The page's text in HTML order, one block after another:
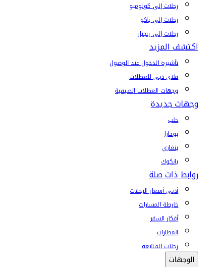
رحلات إلى كولومبو
رحلات إلى باكو
رحلات إلى زنجبار
اكتشف المزيد
تأشيرة الدخول عند الوصول
فلاي دبي للعطلات
وجهات العطلات الصيفية
وجهات جديدة
حلب
بوخارا
بنغازي
بانكوك
روابط ذات صلة
أدنى أسعار الرحلات
خارطة المسارات
أفكار السفر
المطارات
رحلات المتابعة
الوجهات